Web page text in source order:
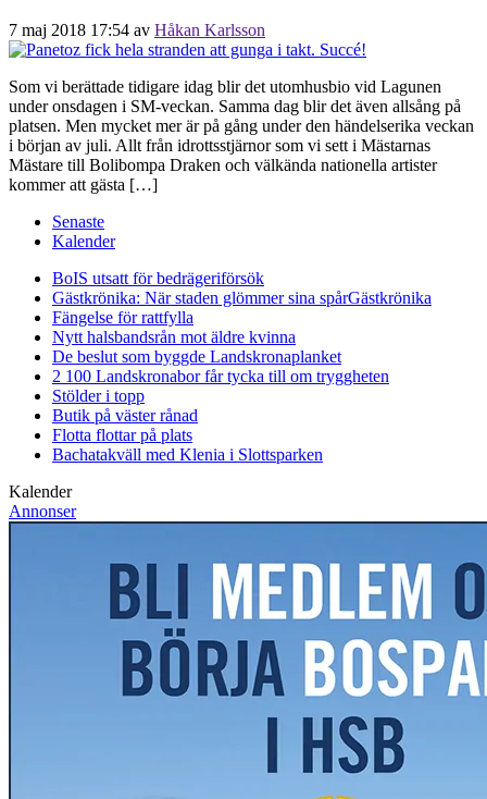
7 maj 2018 17:54 av Håkan Karlsson
Som vi berättade tidigare idag blir det utomhusbio vid Lagunen
under onsdagen i SM-veckan. Samma dag blir det även allsång på
platsen. Men mycket mer är på gång under den händelserika veckan
i början av juli. Allt från idrottsstjärnor som vi sett i Mästarnas
Mästare till Bolibompa Draken och välkända nationella artister
kommer att gästa […]
Senaste
Kalender
BoIS utsatt för bedrägeriförsök
Gästkrönika: När staden glömmer sina spårGästkrönika
Fängelse för rattfylla
Nytt halsbandsrån mot äldre kvinna
De beslut som byggde Landskronaplanket
2 100 Landskronabor får tycka till om tryggheten
Stölder i topp
Butik på väster rånad
Flotta flottar på plats
Bachatakväll med Klenia i Slottsparken
Kalender
Annonser